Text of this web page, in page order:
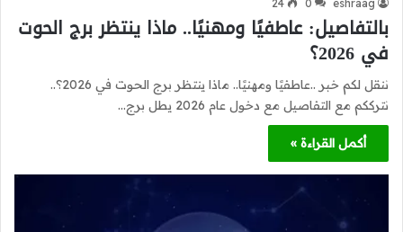
eshraag
0
24
بالتفاصيل: عاطفيًا ومهنيًا.. ماذا ينتظر برج الحوت
في 2026؟
ننقل لكم خبر ..عاطفيًا ومهنيًا.. ماذا ينتظر برج الحوت في 2026؟..
نترككم مع التفاصيل مع دخول عام 2026 يطل برج…
أكمل القراءة »